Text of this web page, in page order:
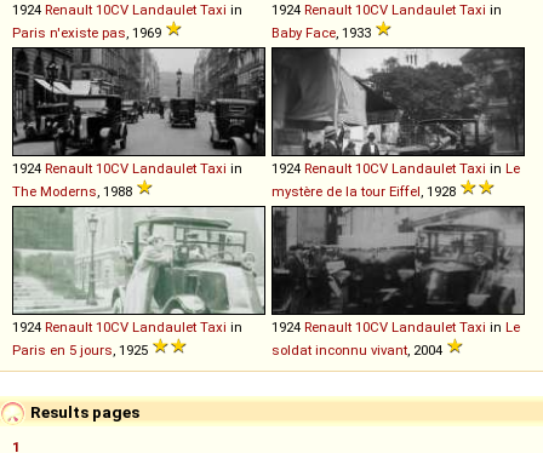
1924 Renault 10CV Landaulet Taxi in
Paris n'existe pas , 1969
1924 Renault 10CV Landaulet Taxi in
Baby Face , 1933
1924 Renault 10CV Landaulet Taxi in
The Moderns , 1988
1924 Renault 10CV Landaulet Taxi in Le
mystère de la tour Eiffel , 1928
1924 Renault 10CV Landaulet Taxi in
Paris en 5 jours , 1925
1924 Renault 10CV Landaulet Taxi in Le
soldat inconnu vivant , 2004
Results pages
1